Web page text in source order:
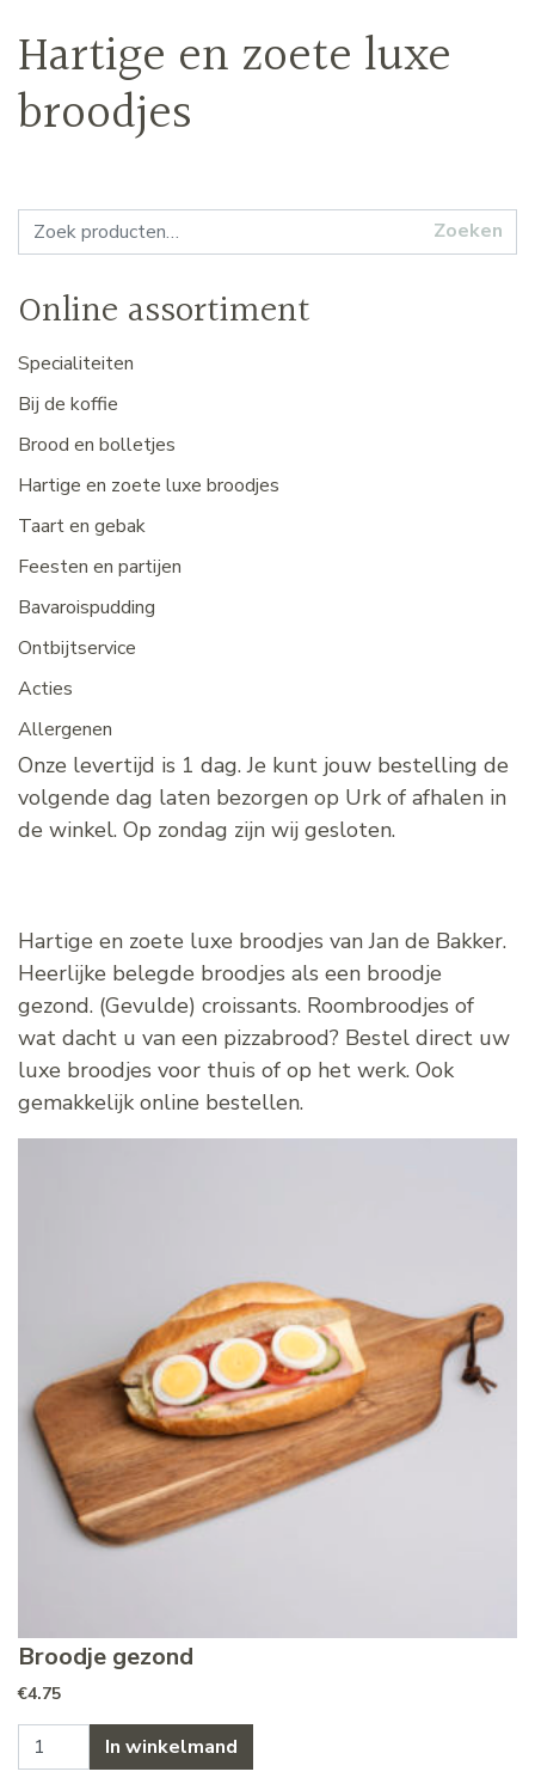
Hartige en zoete luxe
broodjes
Zoeken naar: Zoeken
Online assortiment
Specialiteiten
Bij de koffie
Brood en bolletjes
Hartige en zoete luxe broodjes
Taart en gebak
Feesten en partijen
Bavaroispudding
Ontbijtservice
Acties
Allergenen
Onze levertijd is 1 dag. Je kunt jouw bestelling de
volgende dag laten bezorgen op Urk of afhalen in
de winkel. Op zondag zijn wij gesloten.
Hartige en zoete luxe broodjes van Jan de Bakker.
Heerlijke belegde broodjes als een broodje
gezond. (Gevulde) croissants. Roombroodjes of
wat dacht u van een pizzabrood? Bestel direct uw
luxe broodjes voor thuis of op het werk. Ook
gemakkelijk online bestellen.
Broodje gezond
€4.75
Broodje gezond aantal
In winkelmand